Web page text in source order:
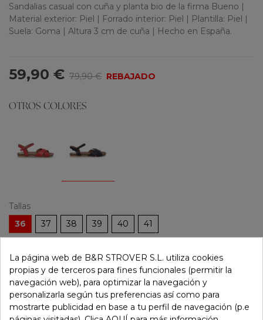
Sandalias casual con cuña y planta bio de la firma Bueno |
Material exterior: Piel | Forrado interior: Piel | Plantilla: Piel |
Suela: Goma | Altura 3 cm de cuña | Hecho en España.
59,90 € 79,90 € REBAJADO
OTROS COLORES
Tallas
36
37 38 39 40 41
-
Añadir Al Carrito
La página web de B&R STROVER S.L. utiliza cookies
propias y de terceros para fines funcionales (permitir la
navegación web), para optimizar la navegación y
personalizarla según tus preferencias así como para
mostrarte publicidad en base a tu perfil de navegación (p.e